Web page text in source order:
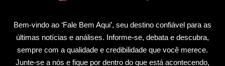
Bem-vindo ao ‘Fale Bem Aqui’, seu destino confiável para as
últimas notícias e análises. Informe-se, debata e descubra,
sempre com a qualidade e credibilidade que você merece.
Junte-se a nós e fique por dentro do que está acontecendo,